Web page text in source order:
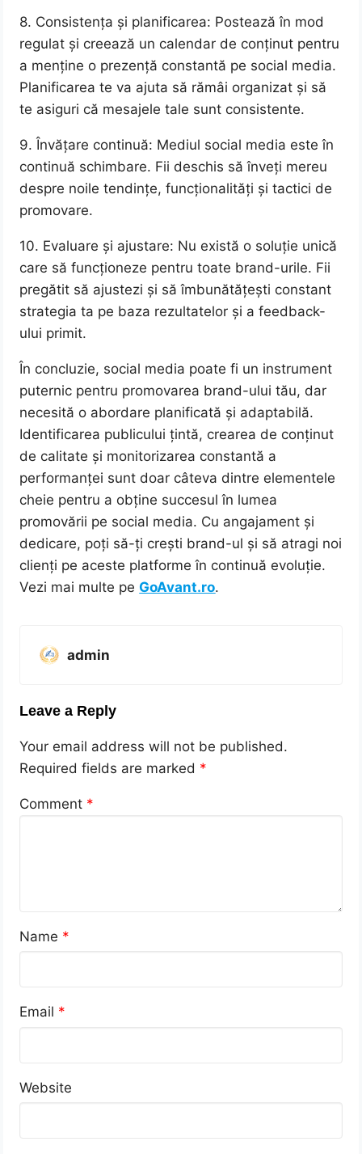
8. Consistența și planificarea: Postează în mod
regulat și creează un calendar de conținut pentru
a menține o prezență constantă pe social media.
Planificarea te va ajuta să rămâi organizat și să
te asiguri că mesajele tale sunt consistente.
9. Învățare continuă: Mediul social media este în
continuă schimbare. Fii deschis să înveți mereu
despre noile tendințe, funcționalități și tactici de
promovare.
10. Evaluare și ajustare: Nu există o soluție unică
care să funcționeze pentru toate brand-urile. Fii
pregătit să ajustezi și să îmbunătățești constant
strategia ta pe baza rezultatelor și a feedback-
ului primit.
În concluzie, social media poate fi un instrument
puternic pentru promovarea brand-ului tău, dar
necesită o abordare planificată și adaptabilă.
Identificarea publicului țintă, crearea de conținut
de calitate și monitorizarea constantă a
performanței sunt doar câteva dintre elementele
cheie pentru a obține succesul în lumea
promovării pe social media. Cu angajament și
dedicare, poți să-ți crești brand-ul și să atragi noi
clienți pe aceste platforme în continuă evoluție.
Vezi mai multe peGoAvant.ro.
admin
Leave a Reply
Your email address will not be published.
Required fields are marked *
Comment *
Name *
Email *
Website